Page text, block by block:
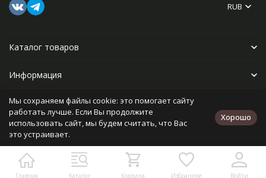
Главная Каталог Корзина Избранное Войти
RUB
Каталог товаров
Информация
Прочее
Политика персональных данных
Разработано в
bodysite.ru
Мы сохраняем файлы cookie: это помогает сайту
работать лучше. Если Вы продолжите
использовать сайт, мы будем считать, что Вас
это устраивает.
Хорошо